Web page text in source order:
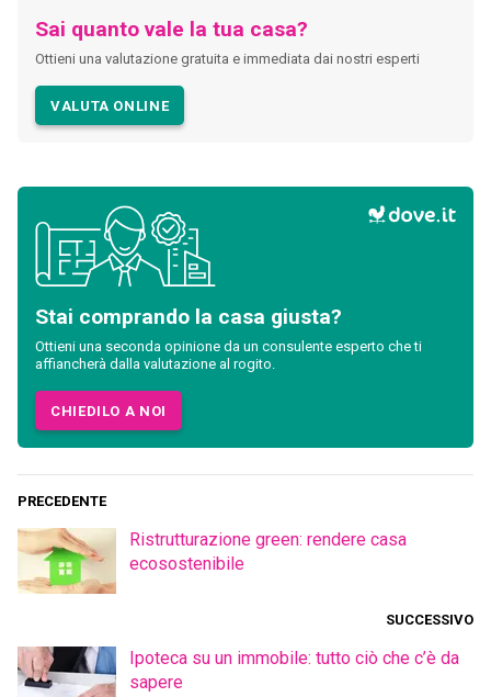
Sai quanto vale la tua casa?
Ottieni una valutazione gratuita e immediata dai nostri esperti
VALUTA ONLINE
Stai comprando la casa giusta?
Ottieni una seconda opinione da un consulente esperto che ti
affiancherà dalla valutazione al rogito.
CHIEDILO A NOI
PRECEDENTE
Ristrutturazione green: rendere casa
ecosostenibile
SUCCESSIVO
Ipoteca su un immobile: tutto ciò che c’è da
sapere